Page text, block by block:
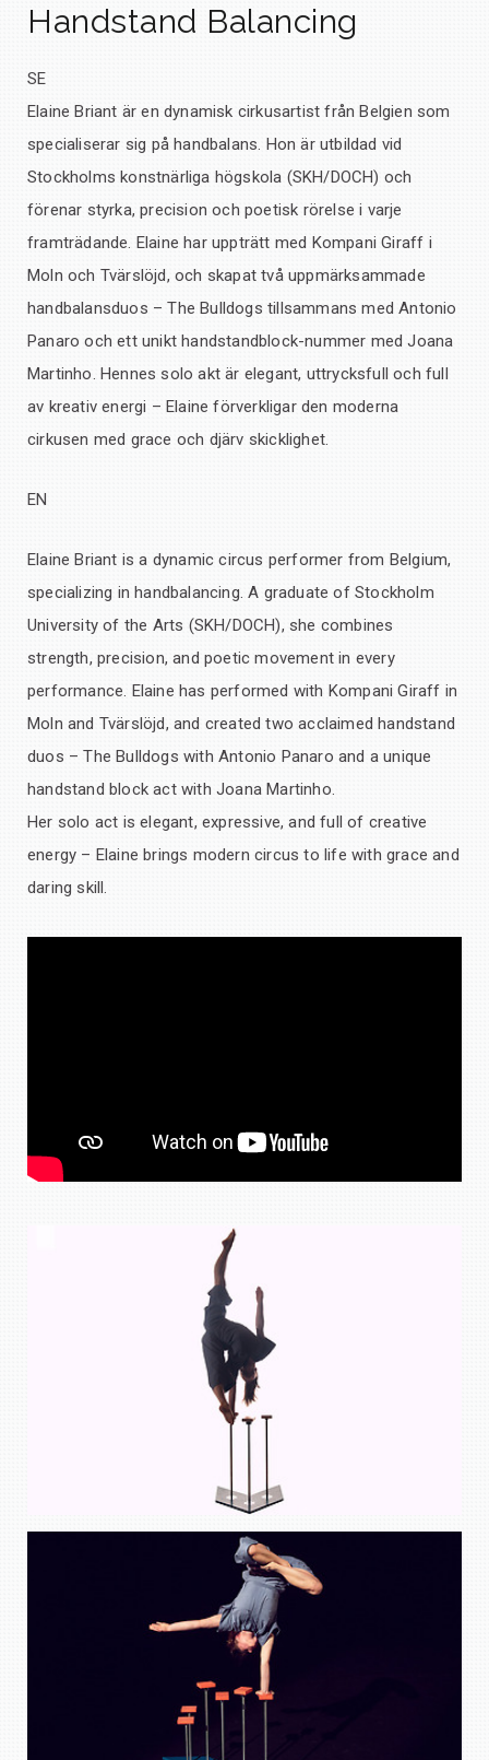
Handstand Balancing
SE
Elaine Briant är en dynamisk cirkusartist från Belgien som
specialiserar sig på handbalans. Hon är utbildad vid
Stockholms konstnärliga högskola (SKH/DOCH) och
förenar styrka, precision och poetisk rörelse i varje
framträdande. Elaine har uppträtt med Kompani Giraff i
Moln och Tvärslöjd, och skapat två uppmärksammade
handbalansduos – The Bulldogs tillsammans med Antonio
Panaro och ett unikt handstandblock-nummer med Joana
Martinho. Hennes solo akt är elegant, uttrycksfull och full
av kreativ energi – Elaine förverkligar den moderna
cirkusen med grace och djärv skicklighet.
EN
Elaine Briant is a dynamic circus performer from Belgium,
specializing in handbalancing. A graduate of Stockholm
University of the Arts (SKH/DOCH), she combines
strength, precision, and poetic movement in every
performance. Elaine has performed with Kompani Giraff in
Moln and Tvärslöjd, and created two acclaimed handstand
duos – The Bulldogs with Antonio Panaro and a unique
handstand block act with Joana Martinho.
Her solo act is elegant, expressive, and full of creative
energy – Elaine brings modern circus to life with grace and
daring skill.